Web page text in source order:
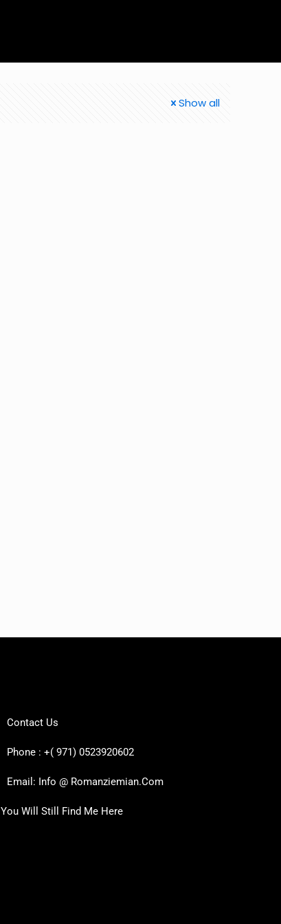
Show all
Contact Us
Phone : +( 971) 0523920602
Email: Info @ Romanziemian.Com
You Will Still Find Me Here